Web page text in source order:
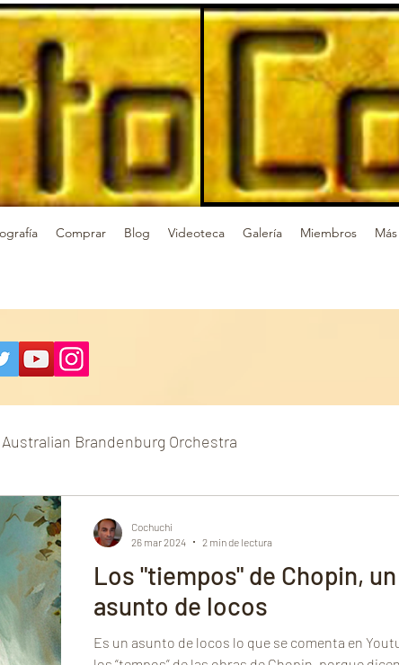
Comprar Blog Videoteca Galería Miembros Más
Australian Brandenburg Orchestra
東京音楽大学
日本のショパン誌 Opéra national de
für musik munich Sidney Opera House
Los "tiempos" de Chopin, un
asunto de locos
Es un asunto de locos lo que se comenta en
Cochuchi
26 mar 2024
2 min de lectura